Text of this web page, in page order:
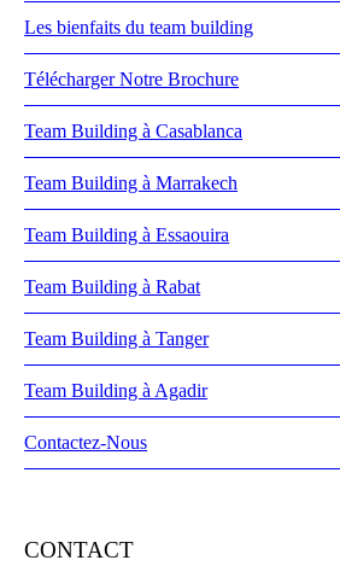
Les bienfaits du team building
Télécharger Notre Brochure
Team Building à Casablanca
Team Building à Marrakech
Team Building à Essaouira
Team Building à Rabat
Team Building à Tanger
Team Building à Agadir
Contactez-Nous
CONTACT